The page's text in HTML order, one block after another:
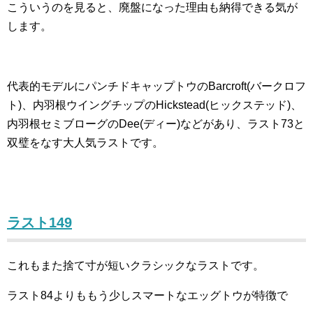
こういうのを見ると、廃盤になった理由も納得できる気が
します。
代表的モデルにパンチドキャップトウのBarcroft(バークロフ
ト)、内羽根ウイングチップのHickstead(ヒックステッド)、
内羽根セミブローグのDee(ディー)などがあり、ラスト73と
双璧をなす大人気ラストです。
ラスト149
これもまた捨て寸が短いクラシックなラストです。
ラスト84よりももう少しスマートなエッグトウが特徴で